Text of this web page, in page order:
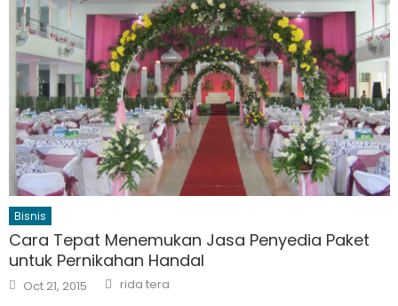
Bisnis
Cara Tepat Menemukan Jasa Penyedia Paket
untuk Pernikahan Handal
Posted
on
Oct 21, 2015 Author
rida tera